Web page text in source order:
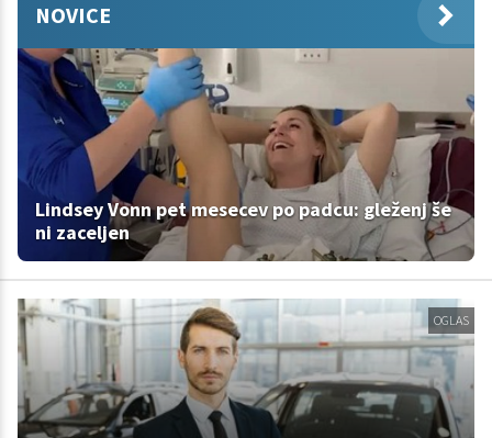
NOVICE
Lindsey Vonn pet mesecev po padcu: gleženj še
ni zaceljen
OGLAS